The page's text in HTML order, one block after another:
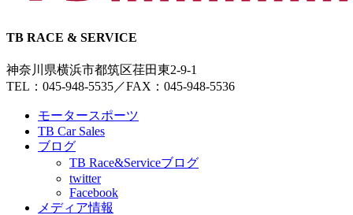
TB RACE & SERVICE
神奈川県横浜市都筑区荏田東2-9-1
TEL：045-948-5535／FAX：045-948-5536
モータースポーツ
TB Car Sales
ブログ
TB Race&Serviceブログ
twitter
Facebook
メディア情報